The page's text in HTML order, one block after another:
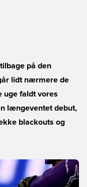
på den
lidt nærmere de
uge faldt vores
længeventet debut,
blackouts og